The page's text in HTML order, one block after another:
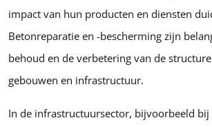
impact van hun producten en diensten
Betonreparatie en -bescherming zijn
behoud en de verbetering van de
gebouwen en infrastructuur.
In de infrastructuursector, bijvoorbeeld bij